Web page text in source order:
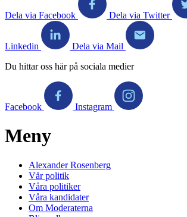
Dela via Facebook Dela via Twitter
Linkedin
Dela via Mail
Du hittar oss här på sociala medier
Facebook Instagram
Meny
Alexander Rosenberg
Vår politik
Våra politiker
Våra kandidater
Om Moderaterna